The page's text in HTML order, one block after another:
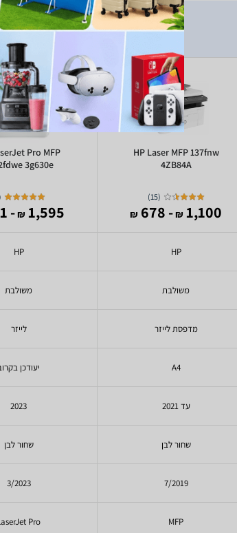
HP Laser MFP 137fnw
4ZB84A
(
15
)
1,100
₪
- 678
₪
HP
משולבת
מדפסת לייזר
A4
עד 2021
שחור לבן
7/2019
MFP
Pro MFP
3g630e
1,595
₪
- 851
HP
משולבת
לייזר
יעודכן
2023
שחור לבן
3/2023
Pro